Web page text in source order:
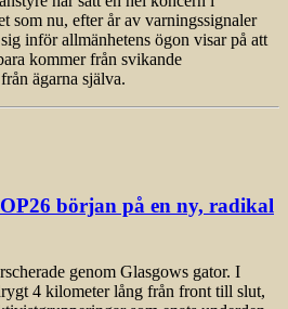
som nu, efter år av varningssignaler
inför allmänhetens ögon visar på att
kommer från svikande
ägarna själva.
början på en ny, radikal
genom Glasgows gator. I
4 kilometer lång från front till slut,